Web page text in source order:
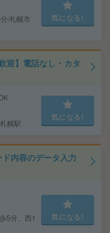
/札幌市
気になる!
迎】電話なし・カタ
幌駅
気になる!
内容のデータ入力
5分、西1
気になる!